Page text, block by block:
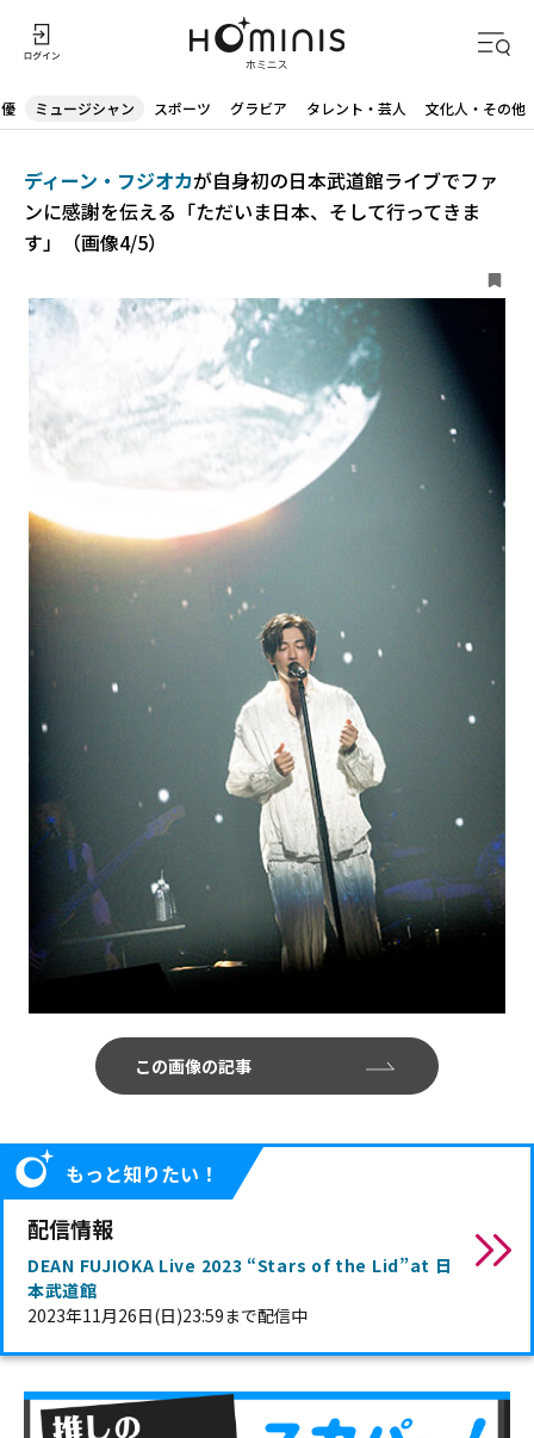
ミュージシャン スポーツ グラビア タレント・芸人 文化人・その他
ディーン・フジオカが自身初の日本武道館ライブでファ
ンに感謝を伝える「ただいま日本、そして行ってきま
す」（画像4/5）
この画像の記事
もっと知りたい！
配信情報
DEAN FUJIOKA Live 2023 “Stars of the Lid”at 日
本武道館
2023年11月26日(日)23:59まで配信中